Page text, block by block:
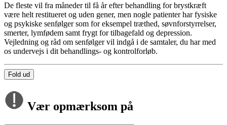
De fleste vil fra måneder til få år efter behandling for brystkræft
være helt restitueret og uden gener, men nogle patienter har fysiske
og psykiske senfølger som for eksempel træthed, søvnforstyrrelser,
smerter, lymfødem samt frygt for tilbagefald og depression.
Vejledning og råd om senfølger vil indgå i de samtaler, du har med
os undervejs i dit behandlings- og kontrolforløb.
Fold ud
Vær opmærksom på